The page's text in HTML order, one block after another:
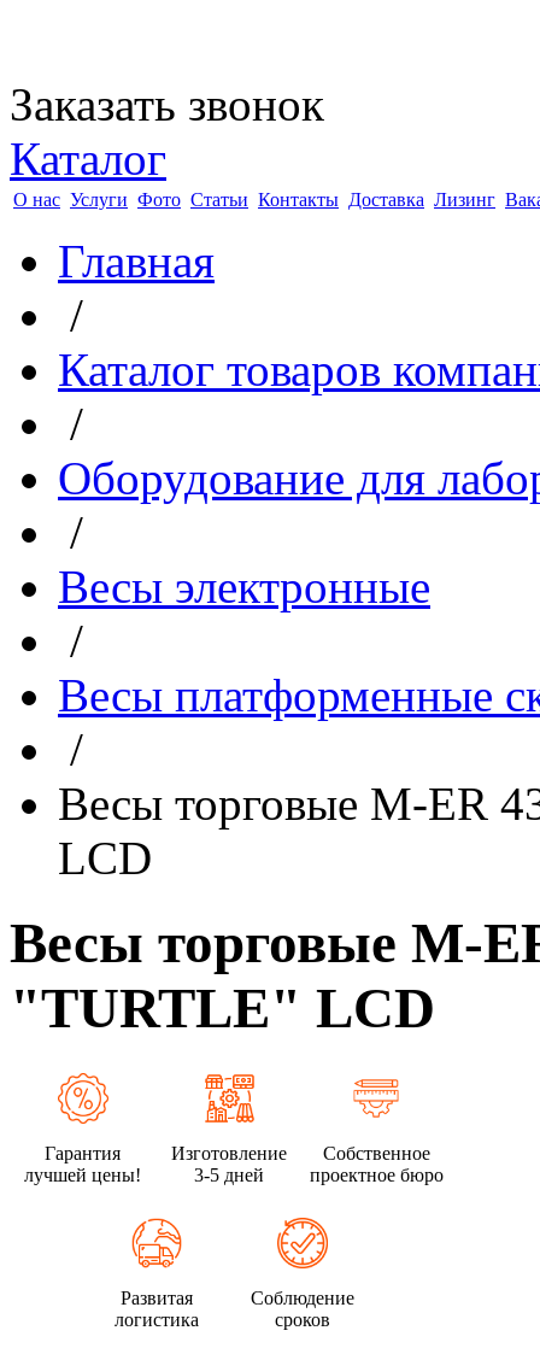
Заказать звонок
Каталог
О нас Услуги Фото Статьи Контакты Доставка Лизинг
Главная
/
Каталог товаров
/
Оборудование для
/
Весы электронные
/
Весы платформенные
/
Весы торговые M-ER
LCD
Весы торговые M-
"TURTLE" LCD
Гарантия
лучшей цены!
Изготовление
3-5 дней
Собственное
проектное бюро
Развитая
логистика
Соблюдение
сроков